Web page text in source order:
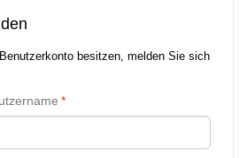
besitzen, melden Sie sich
*